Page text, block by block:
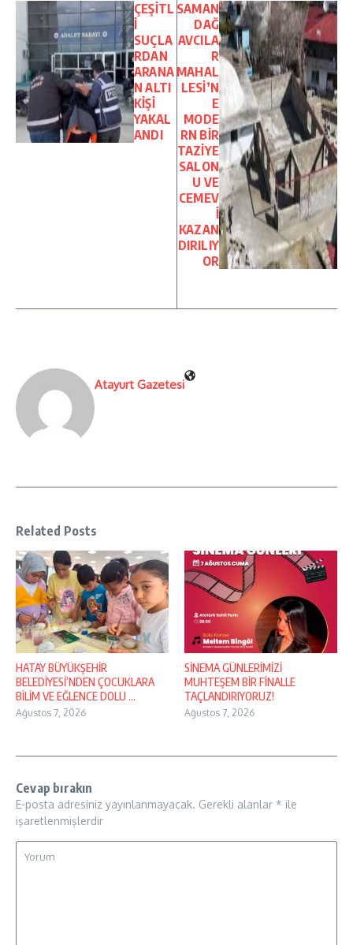
ÇEŞİTL
İ
SUÇLA
RDAN
ARANA
N ALTI
KİŞİ
YAKAL
ANDI
SAMAN
DAĞ
AVCILA
R
MAHAL
LESİ’N
E
MODE
RN BİR
TAZİYE
SALON
U VE
CEMEV
İ
KAZAN
DIRILIY
OR
Atayurt Gazetesi
Related Posts
HATAY BÜYÜKŞEHİR
BELEDİYESİ’NDEN ÇOCUKLARA
BİLİM VE EĞLENCE DOLU ...
Ağustos 7, 2026
SİNEMA GÜNLERİMİZİ
MUHTEŞEM BİR FİNALLE
TAÇLANDIRIYORUZ!
Ağustos 7, 2026
Cevap bırakın
E-posta adresiniz yayınlanmayacak. Gerekli alanlar * ile
işaretlenmişlerdir